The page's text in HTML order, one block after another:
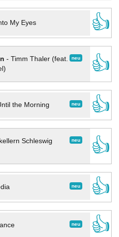
My Eyes
👍
neu
- Timm Thaler (feat.
👍
neu
the Morning
👍
neu
Schleswig
👍
neu
👍
neu
👍